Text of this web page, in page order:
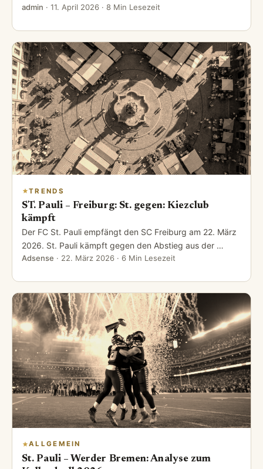
admin · 11. April 2026 · 8 Min Lesezeit
TRENDS
ST. Pauli – Freiburg: St. gegen: Kiezclub
kämpft
Der FC St. Pauli empfängt den SC Freiburg am 22. März
2026. St. Pauli kämpft gegen den Abstieg aus der …
Adsense · 22. März 2026 · 6 Min Lesezeit
ALLGEMEIN
St. Pauli – Werder Bremen: Analyse zum